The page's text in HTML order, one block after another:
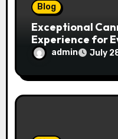
Blog
Exceptional
Experience for
admin July